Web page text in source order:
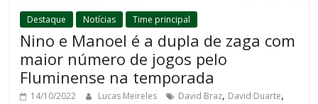
Destaque Notícias Time principal
Nino e Manoel é a dupla de zaga com
maior número de jogos pelo
Fluminense na temporada
14/10/2022 Lucas Meireles David Braz, David Duarte,